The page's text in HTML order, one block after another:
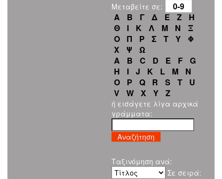
Μεταβείτε σε:
0-9
Α
Β Γ Δ Ε Ζ
Η
Θ
Ι Κ Λ Μ Ν
Ξ
Ο
Π Ρ Σ Τ Υ
Φ
Χ
Ψ
Ω
A
B C D E F
G
H
I J K L M
N
O
P Q R S T
U
V
W X Y Z
ή εισάγετε λίγα αρχικά
γράμματα:
Ταξινόμηση ανά:
Σε σειρά: